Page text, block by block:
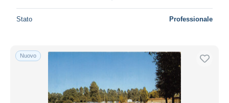
Stato Professionale
Nuovo